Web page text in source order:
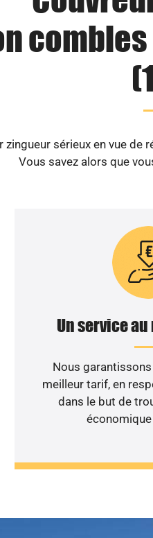
zingueur sérieux en vue
Vous savez alors que
Un service
Nous
meilleur tarif, en
dans le but de